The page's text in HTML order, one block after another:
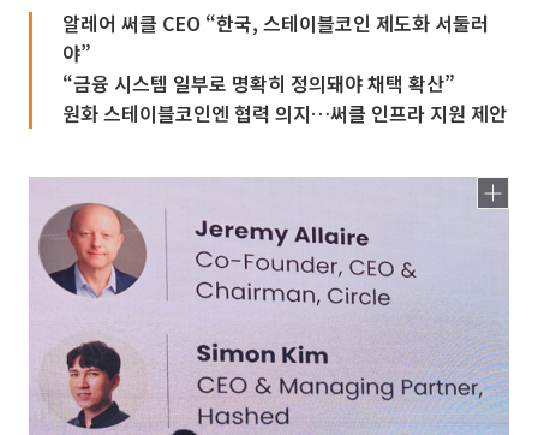
알레어 써클 CEO “한국, 스테이블코인 제도화 서둘러
야”
“금융 시스템 일부로 명확히 정의돼야 채택 확산”
원화 스테이블코인엔 협력 의지…써클 인프라 지원 제안